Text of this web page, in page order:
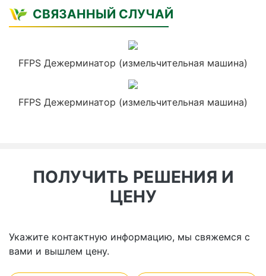
СВЯЗАННЫЙ СЛУЧАЙ
FFPS Дежерминатор (измельчительная машина)
FFPS Дежерминатор (измельчительная машина)
ПОЛУЧИТЬ РЕШЕНИЯ И
ЦЕНУ
Укажите контактную информацию, мы свяжемся с
вами и вышлем цену.